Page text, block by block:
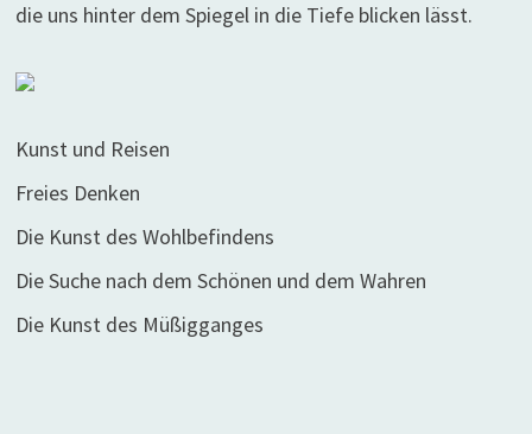
die uns hinter dem Spiegel in die Tiefe blicken lässt.
Kunst und Reisen
Freies Denken
Die Kunst des Wohlbefindens
Die Suche nach dem Schönen und dem Wahren
Die Kunst des Müßigganges